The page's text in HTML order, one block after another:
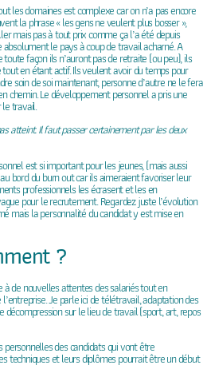
les domaines est complexe car on n’a pas encore
la phrase « les gens ne veulent plus bosser »,
mais pas à tout prix comme ça l’a été depuis
le pays à coup de travail acharné. A
façon ils n’auront pas de retraite (ou peu), ils
en étant actif. Ils veulent avoir du temps pour
soin de soi maintenant, personne d’autre ne le fera
chemin. Le développement personnel a pris une
travail.
atteint. Il faut passer certainement par les deux
est si important pour les jeunes, (mais aussi
bord du burn out car ils aimeraient favoriser leur
professionnels les écrasent et les en
pour le recrutement. Regardez juste l’évolution
mais la personnalité du candidat y est mise en
?
de nouvelles attentes des salariés tout en
Je parle ici de télétravail, adaptation des
décompression sur le lieu de travail (sport, art, repos
des candidats qui vont être
techniques et leurs diplômes pourrait être un début